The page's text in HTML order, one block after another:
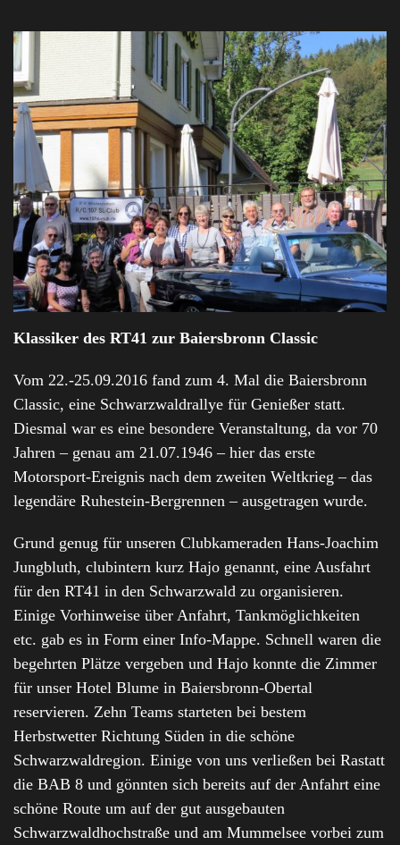
Klassiker des RT41 zur Baiersbronn Classic
Vom 22.-25.09.2016 fand zum 4. Mal die Baiersbronn
Classic, eine Schwarzwaldrallye für Genießer statt.
Diesmal war es eine besondere Veranstaltung, da vor 70
Jahren – genau am 21.07.1946 – hier das erste
Motorsport-Ereignis nach dem zweiten Weltkrieg – das
legendäre Ruhestein-Bergrennen – ausgetragen wurde.
Grund genug für unseren Clubkameraden Hans-Joachim
Jungbluth, clubintern kurz Hajo genannt, eine Ausfahrt
für den RT41 in den Schwarzwald zu organisieren.
Einige Vorhinweise über Anfahrt, Tankmöglichkeiten
etc. gab es in Form einer Info-Mappe. Schnell waren die
begehrten Plätze vergeben und Hajo konnte die Zimmer
für unser Hotel Blume in Baiersbronn-Obertal
reservieren. Zehn Teams starteten bei bestem
Herbstwetter Richtung Süden in die schöne
Schwarzwaldregion. Einige von uns verließen bei Rastatt
die BAB 8 und gönnten sich bereits auf der Anfahrt eine
schöne Route um auf der gut ausgebauten
Schwarzwaldhochstraße und am Mummelsee vorbei zum